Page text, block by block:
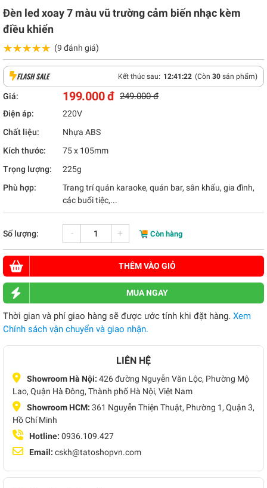
Đèn led xoay 7 màu vũ trường cảm biến nhạc kèm
điều khiển
★★★★★
★★★★★ (9 đánh giá)
FLASH SALE Kết thúc sau: 12:41:21 (Còn 30 sản phẩm)
Giá: 199.000 đ 249.000 đ
Điện áp:
220V
Chất liệu:
Nhựa ABS
Kích thước:
75 x 105mm
Trọng lượng:
225g
Phù hợp:
Trang trí quán karaoke, quán bar, sân khấu, gia đình,
các buổi tiệc,...
Số lượng: - + Còn hàng
THÊM VÀO GIỎ
MUA NGAY
Thời gian và phí giao hàng sẽ được ước tính khi đặt hàng. Xem
Chính sách vận chuyển và giao nhận.
LIÊN HỆ
Showroom Hà Nội: 426 đường Nguyễn Văn Lộc, Phường Mộ
Lao, Quận Hà Đông, Thành phố Hà Nội, Việt Nam
Showroom HCM: 361 Nguyễn Thiện Thuật, Phường 1, Quận 3,
Hồ Chí Minh
Hotline: 0936.109.427
Email: cskh@tatoshopvn.com